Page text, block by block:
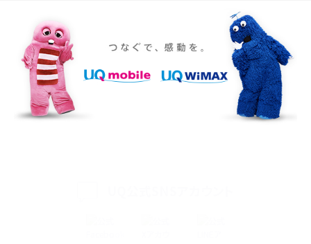
iPhone 16eとiPhone SE（第3世代）の違いは？サイズやスペックを比較して解説
iPhone 16eとiPhone 14を徹底比較！スペック・機能の違いをわかりやすく紹介
iPhone 16シリーズのモデルを比較！価格・サイズ・カメラ性能の違いを徹底解説
iPhone 16とiPhone 15の違いは？カメラ・スペック・機能を徹底比較